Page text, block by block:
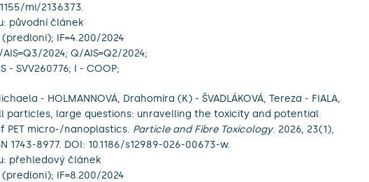
mi/2136373.
původní článek
(predloni); IF=4.200/2024
2024; Q/AIS=Q2/2024;
- SVV260776; I - COOP;
- HOLMANNOVÁ, Drahomíra (K) - ŠVADLÁKOVÁ, Tereza - FIALA,
particles, large questions: unravelling the toxicity and potential
PET micro-/nanoplastics. Particle and Fibre Toxicology. 2026, 23(1),
1743-8977. DOI: 10.1186/s12989-026-00673-w.
přehledový článek
(predloni); IF=8.200/2024